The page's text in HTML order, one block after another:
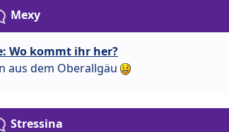
Mexy
Wo kommt ihr her?
aus dem Oberallgäu
Stressina